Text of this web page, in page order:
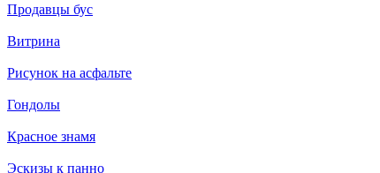
Продавцы бус
Витрина
Рисунок на асфальте
Гондолы
Красное знамя
Эскизы к панно